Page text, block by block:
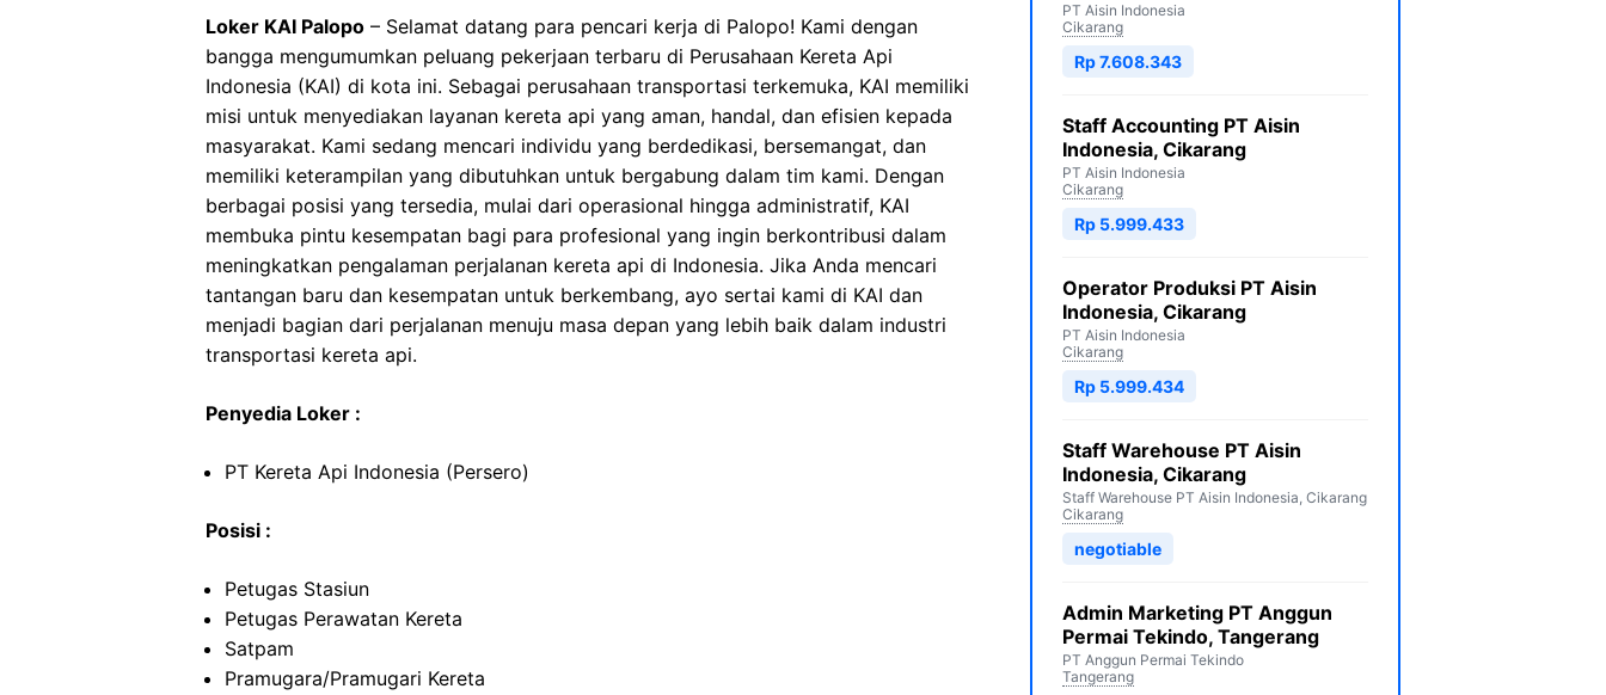
Loker KAI Palopo – Selamat datang para pencari kerja di Palopo! Kami dengan
bangga mengumumkan peluang pekerjaan terbaru di Perusahaan Kereta Api
Indonesia (KAI) di kota ini. Sebagai perusahaan transportasi terkemuka, KAI memiliki
misi untuk menyediakan layanan kereta api yang aman, handal, dan efisien kepada
masyarakat. Kami sedang mencari individu yang berdedikasi, bersemangat, dan
memiliki keterampilan yang dibutuhkan untuk bergabung dalam tim kami. Dengan
berbagai posisi yang tersedia, mulai dari operasional hingga administratif, KAI
membuka pintu kesempatan bagi para profesional yang ingin berkontribusi dalam
meningkatkan pengalaman perjalanan kereta api di Indonesia. Jika Anda mencari
tantangan baru dan kesempatan untuk berkembang, ayo sertai kami di KAI dan
menjadi bagian dari perjalanan menuju masa depan yang lebih baik dalam industri
transportasi kereta api.
Penyedia Loker :
PT Kereta Api Indonesia (Persero)
Posisi :
Petugas Stasiun
Petugas Perawatan Kereta
Satpam
Pramugara/Pramugari Kereta
PT Aisin Indonesia
Cikarang
Rp 7.608.343
Staff Accounting PT Aisin
Indonesia, Cikarang
PT Aisin Indonesia
Cikarang
Rp 5.999.433
Operator Produksi PT Aisin
Indonesia, Cikarang
PT Aisin Indonesia
Cikarang
Rp 5.999.434
Staff Warehouse PT Aisin
Indonesia, Cikarang
Staff Warehouse PT Aisin Indonesia, Cikarang
Cikarang
negotiable
Admin Marketing PT Anggun
Permai Tekindo, Tangerang
PT Anggun Permai Tekindo
Tangerang